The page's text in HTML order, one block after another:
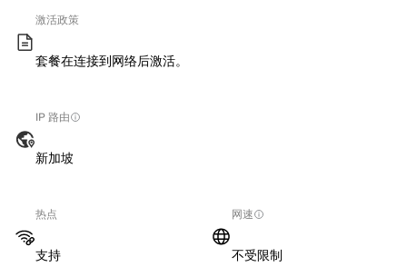
激活政策
套餐在连接到网络后激活。
IP 路由
新加坡
热点
支持
网速
不受限制